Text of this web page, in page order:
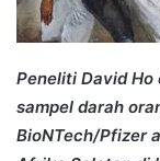
Peneliti David
sampel darah
BioNTech/Pfizer